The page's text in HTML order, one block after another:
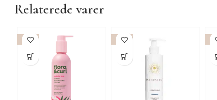
krøllerne definerede
Relaterede varer
-15% -15% -